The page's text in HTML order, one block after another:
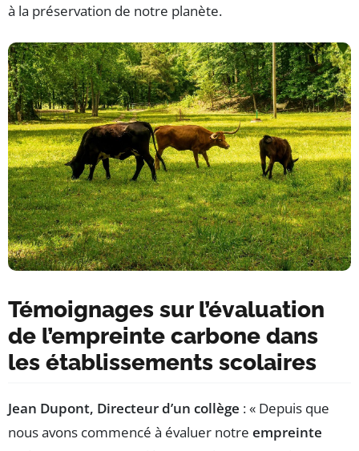
à la préservation de notre planète.
Témoignages sur l’évaluation
de l’empreinte carbone dans
les établissements scolaires
Jean Dupont, Directeur d’un collège : « Depuis que
nous avons commencé à évaluer notre empreinte